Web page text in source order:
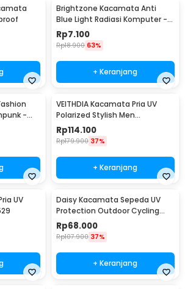
Brightzone Kacamata Anti
Blue Light Radiasi Komputer -
E27
Rp7.100
Rp18.900 63%
+ Keranjang
-
VEITHDIA Kacamata Pria UV
Polarized Stylish Men
Sunglasses - 6588
Rp114.100
Rp179.900 37%
+ Keranjang
UV
Daisy Kacamata Sepeda UV
Protection Outdoor Cycling
Sunglasses - X7
Rp68.000
Rp107.900 37%
+ Keranjang